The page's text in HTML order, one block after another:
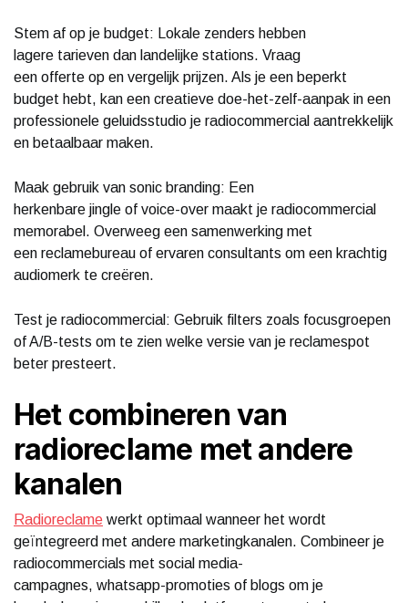
Stem af op je budget: Lokale zenders hebben
lagere tarieven dan landelijke stations. Vraag
een offerte op en vergelijk prijzen. Als je een beperkt
budget hebt, kan een creatieve doe-het-zelf-aanpak in een
professionele geluidsstudio je radiocommercial aantrekkelijk
en betaalbaar maken.
Maak gebruik van sonic branding: Een
herkenbare jingle of voice-over maakt je radiocommercial
memorabel. Overweeg een samenwerking met
een reclamebureau of ervaren consultants om een krachtig
audiomerk te creëren.
Test je radiocommercial: Gebruik filters zoals focusgroepen
of A/B-tests om te zien welke versie van je reclamespot
beter presteert.
Het combineren van
radioreclame met andere
kanalen
Radioreclame werkt optimaal wanneer het wordt
geïntegreerd met andere marketingkanalen. Combineer je
radiocommercials met social media-
campagnes, whatsapp-promoties of blogs om je